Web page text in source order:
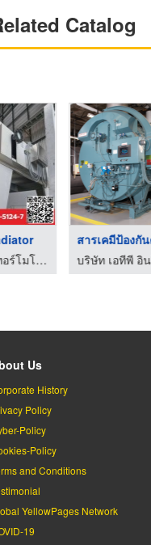
Catalog
แอดวานซ์เทอร์โมโซลูชั่น ออกแบบและผลิตซิลเลอร์อุตสาหกรรม Absorption Chiller
Us
History
Policy
Policy
Policy
and Conditions
YellowPages Network
19